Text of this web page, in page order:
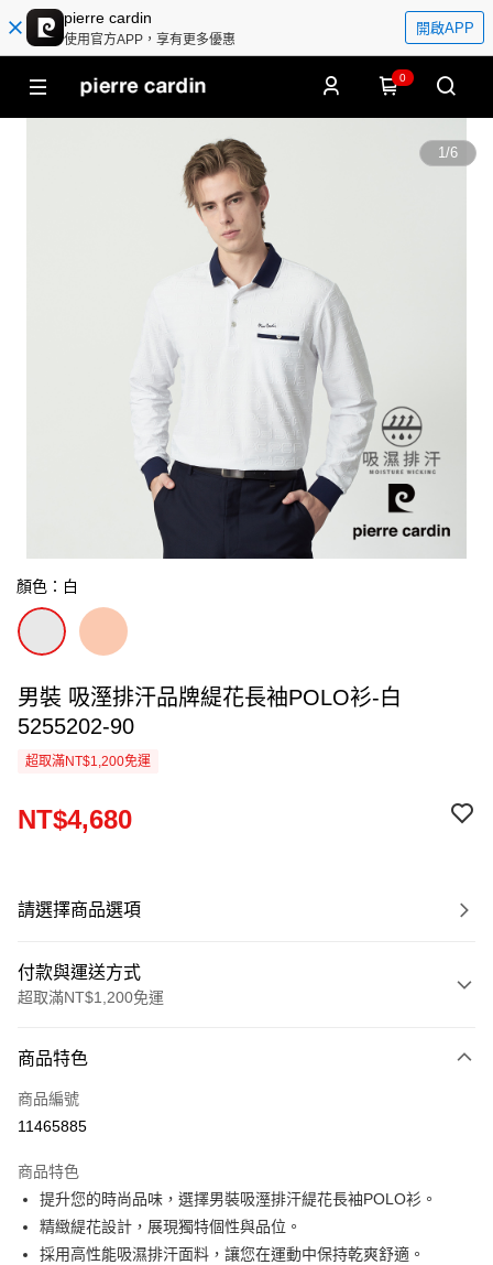
pierre cardin
使用官方APP，享有更多優惠
開啟APP
0
1/6
顏色：白
男裝 吸溼排汗品牌緹花長袖POLO衫-白
5255202-90
超取滿NT$1,200免運
NT$4,680
請選擇商品選項
付款與運送方式
超取滿NT$1,200免運
信用卡一次付款
超商取貨付款
Apple Pay
悠遊付
商品特色
商品編號
11465885
商品特色
提升您的時尚品味，選擇男裝吸溼排汗緹花長袖POLO衫。
精緻緹花設計，展現獨特個性與品位。
採用高性能吸濕排汗面料，讓您在運動中保持乾爽舒適。